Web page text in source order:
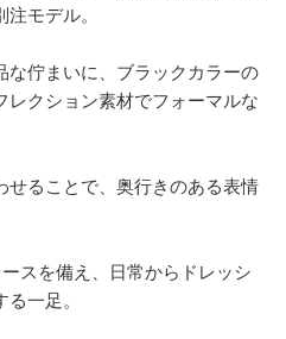
モデル。
な佇まいに、ブラックカラーの
レクション素材でフォーマルな
せることで、奥行きのある表情
スを備え、日常からドレッシ
一足。